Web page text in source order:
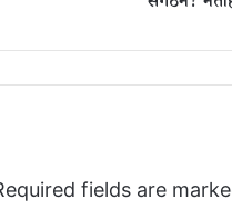
र्टी
ए
fields are